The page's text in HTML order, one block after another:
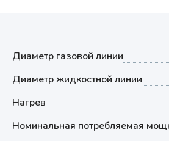
Диаметр газовой линии
Диаметр жидкостной линии
Нагрев
Номинальная потребляемая